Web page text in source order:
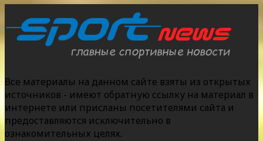
Все материалы на данном сайте взяты из открытых
источников - имеют обратную ссылку на материал в
интернете или присланы посетителями сайта и
предоставляются исключительно в
ознакомительных целях.